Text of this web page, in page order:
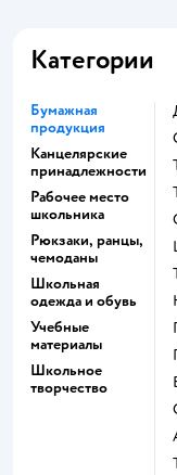
Категории
Бумажная
продукция
Канцелярские
принадлежности
Рабочее место
школьника
Рюкзаки, ранцы,
чемоданы
Школьная
одежда и обувь
Учебные
материалы
Школьное
творчество